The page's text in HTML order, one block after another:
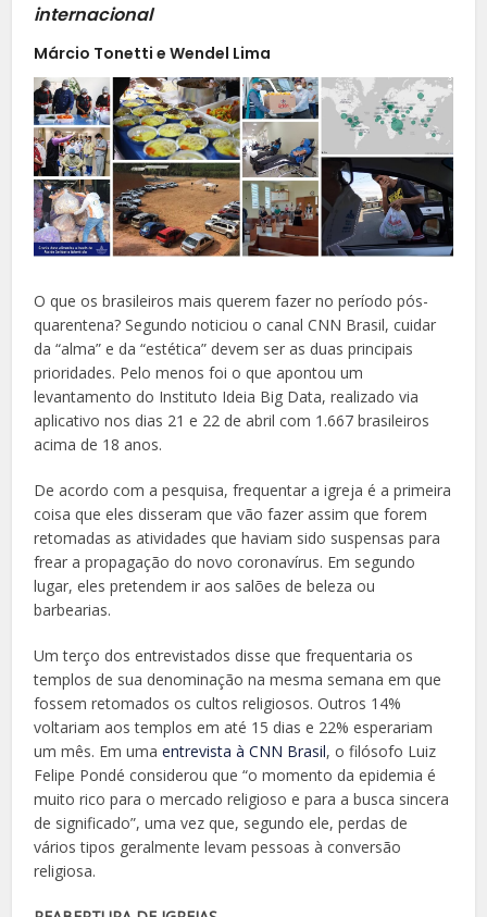
internacional
Márcio Tonetti e Wendel Lima
O que os brasileiros mais querem fazer no período pós-
quarentena? Segundo noticiou o canal CNN Brasil, cuidar
da “alma” e da “estética” devem ser as duas principais
prioridades. Pelo menos foi o que apontou um
levantamento do Instituto Ideia Big Data, realizado via
aplicativo nos dias 21 e 22 de abril com 1.667 brasileiros
acima de 18 anos.
De acordo com a pesquisa, frequentar a igreja é a primeira
coisa que eles disseram que vão fazer assim que forem
retomadas as atividades que haviam sido suspensas para
frear a propagação do novo coronavírus. Em segundo
lugar, eles pretendem ir aos salões de beleza ou
barbearias.
Um terço dos entrevistados disse que frequentaria os
templos de sua denominação na mesma semana em que
fossem retomados os cultos religiosos. Outros 14%
voltariam aos templos em até 15 dias e 22% esperariam
um mês. Em umaentrevista à CNN Brasil, o filósofo Luiz
Felipe Pondé considerou que “o momento da epidemia é
muito rico para o mercado religioso e para a busca sincera
de significado”, uma vez que, segundo ele, perdas de
vários tipos geralmente levam pessoas à conversão
religiosa.